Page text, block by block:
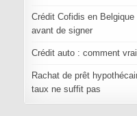
Crédit Cofidis en
avant de signer
Crédit auto : comment
Rachat de prêt
taux ne suffit pas